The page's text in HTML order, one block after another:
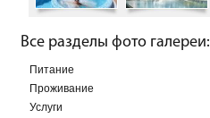
Все разделы фото галереи:
Питание
Проживание
Услуги